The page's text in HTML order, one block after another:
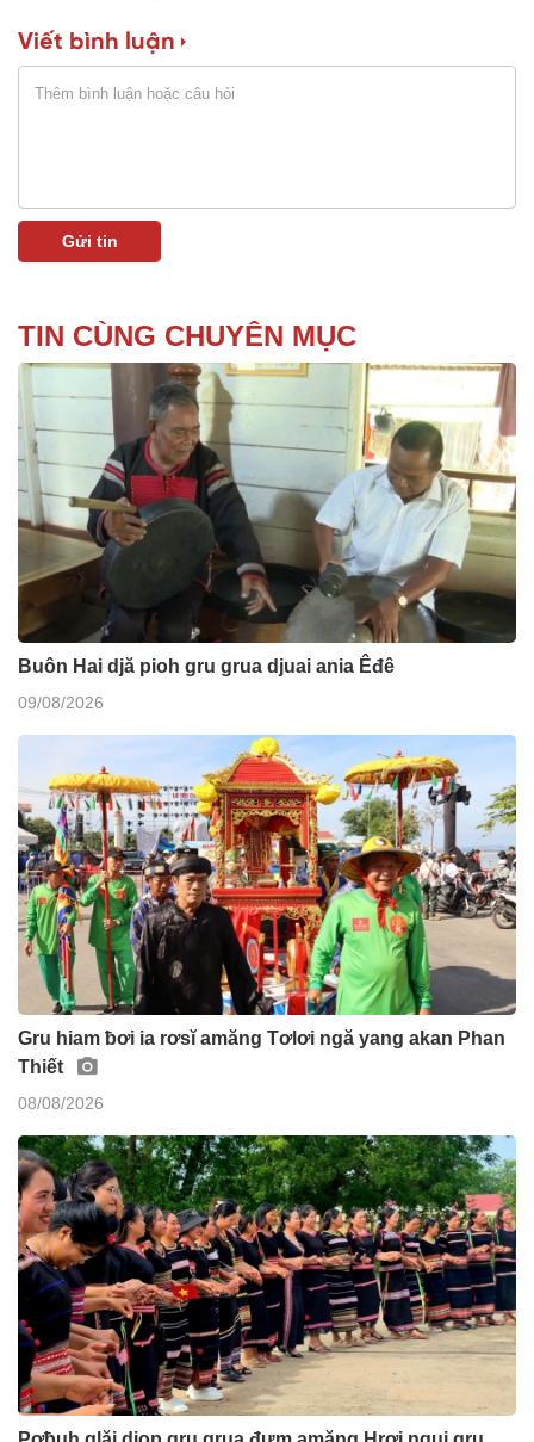
Viết bình luận
TIN CÙNG CHUYÊN MỤC
Buôn Hai djă pioh gru grua djuai ania Êđê
09/08/2026
Gru hiam ƀơi ia rơsĭ amăng Tơlơi ngă yang akan Phan
Thiết
08/08/2026